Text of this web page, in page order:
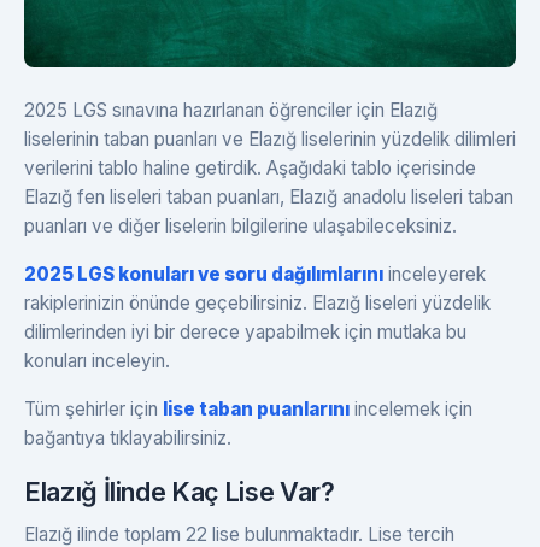
2025 LGS sınavına hazırlanan öğrenciler için Elazığ
liselerinin taban puanları ve Elazığ liselerinin yüzdelik dilimleri
verilerini tablo haline getirdik. Aşağıdaki tablo içerisinde
Elazığ fen liseleri taban puanları, Elazığ anadolu liseleri taban
puanları ve diğer liselerin bilgilerine ulaşabileceksiniz.
2025 LGS konuları ve soru dağılımlarını inceleyerek
rakiplerinizin önünde geçebilirsiniz. Elazığ liseleri yüzdelik
dilimlerinden iyi bir derece yapabilmek için mutlaka bu
konuları inceleyin.
Tüm şehirler için lise taban puanlarını incelemek için
bağantıya tıklayabilirsiniz.
Elazığ İlinde Kaç Lise Var?
Elazığ ilinde toplam 22 lise bulunmaktadır. Lise tercih